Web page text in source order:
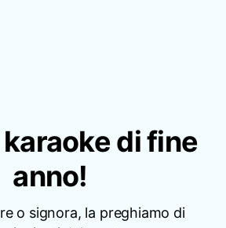
karaoke di fine
anno!
o signora, la preghiamo di